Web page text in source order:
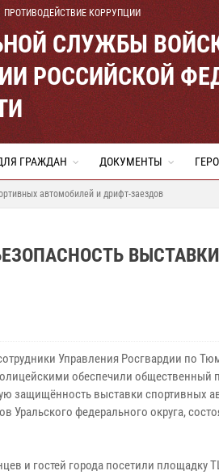
ПРОТИВОДЕЙСТВИЕ КОРРУПЦИИ
СЛУЖБЫ
РОССИЙСКОЙ
ГРАЖДАН ДОКУМЕНТЫ
автомобилей и дрифт-заездов
Управления Росгвардии по
обеспечили общественный
защищённость выставки спортивных
Уральского федерального округа,
и гостей города посетили площадку